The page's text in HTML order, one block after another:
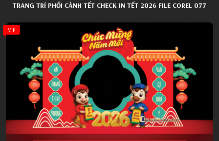
TRANG TRÍ PHỐI CẢNH TẾT CHECK IN TẾT 2026 FILE COREL 077
VIP